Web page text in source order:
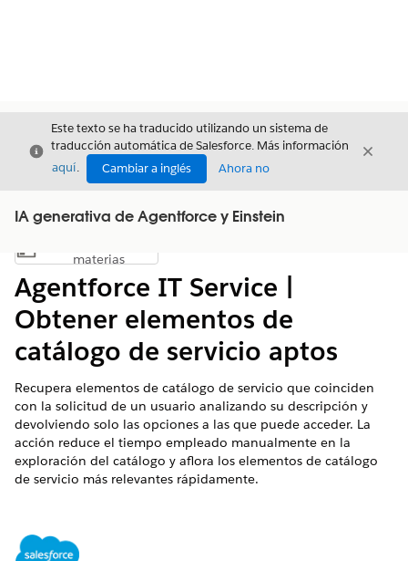
Cerrar
Este texto se ha traducido utilizando un sistema de
traducción automática de Salesforce. Más información
aquí. Cambiar a inglés Ahora no
Cerrar
IA generativa de Agentforce y Einstein
Mostrar índice de materias
materias
Agentforce IT Service |
Obtener elementos de
catálogo de servicio aptos
Recupera elementos de catálogo de servicio que coinciden
con la solicitud de un usuario analizando su descripción y
devolviendo solo las opciones a las que puede acceder. La
acción reduce el tiempo empleado manualmente en la
exploración del catálogo y aflora los elementos de catálogo
de servicio más relevantes rápidamente.
Disponible en: Lightning Experience